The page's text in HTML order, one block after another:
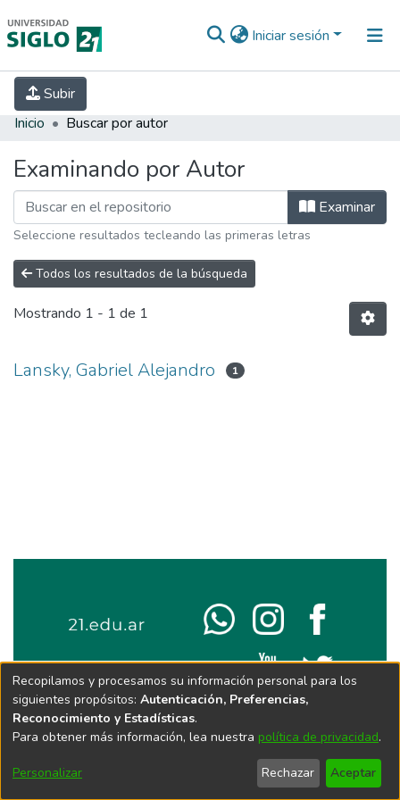
Iniciar sesión
Subir
INICIO EBOOK21
INVESTIGACIÓN
Inicio Buscar por autor
Examinando por Autor
Examinar
Seleccione resultados tecleando las primeras letras
Todos los resultados de la búsqueda
Mostrando 1 - 1 de 1
Lansky, Gabriel Alejandro 1
Recopilamos y procesamos su información personal para los
siguientes propósitos: Autenticación, Preferencias,
Reconocimiento y Estadísticas.
Para obtener más información, lea nuestra política de privacidad.
Personalizar Rechazar Aceptar